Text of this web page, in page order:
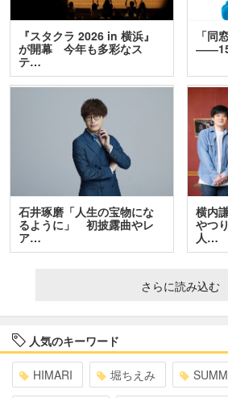
『スタクラ 2026 in 横浜』
が開幕 今年も多彩なス
テ…
「同
――15
石井琢磨「人生の宝物にな
るように」 初披露曲やレ
ア…
横内
やつ
人…
さらに読み込む
人気のキーワード
HIMARI 堀ちえみ